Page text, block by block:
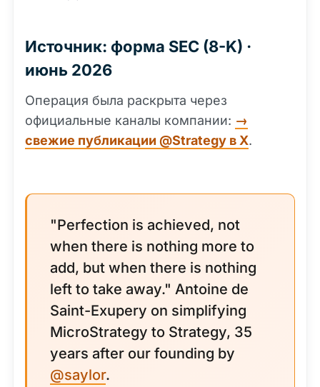
Источник: форма SEC (8-K) ·
июнь 2026
Операция была раскрыта через
официальные каналы компании: →
свежие публикации @Strategy в X.
"Perfection is achieved, not
when there is nothing more to
add, but when there is nothing
left to take away." Antoine de
Saint-Exupery on simplifying
MicroStrategy to Strategy, 35
years after our founding by
@saylor.